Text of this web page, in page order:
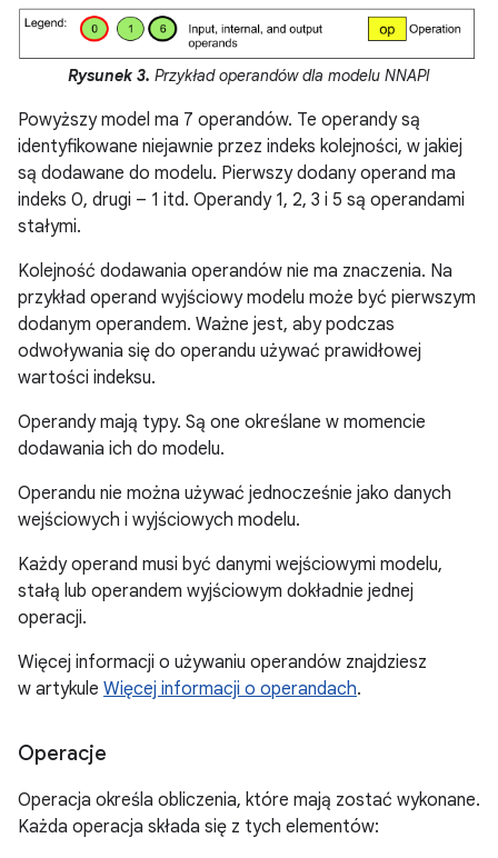
Rysunek 3. Przykład operandów dla modelu NNAPI
Powyższy model ma 7 operandów. Te operandy są
identyfikowane niejawnie przez indeks kolejności, w jakiej
są dodawane do modelu. Pierwszy dodany operand ma
indeks 0, drugi – 1 itd. Operandy 1, 2, 3 i 5 są operandami
stałymi.
Kolejność dodawania operandów nie ma znaczenia. Na
przykład operand wyjściowy modelu może być pierwszym
dodanym operandem. Ważne jest, aby podczas
odwoływania się do operandu używać prawidłowej
wartości indeksu.
Operandy mają typy. Są one określane w momencie
dodawania ich do modelu.
Operandu nie można używać jednocześnie jako danych
wejściowych i wyjściowych modelu.
Każdy operand musi być danymi wejściowymi modelu,
stałą lub operandem wyjściowym dokładnie jednej
operacji.
Więcej informacji o używaniu operandów znajdziesz
w artykule Więcej informacji o operandach.
Operacje
Operacja określa obliczenia, które mają zostać wykonane.
Każda operacja składa się z tych elementów: